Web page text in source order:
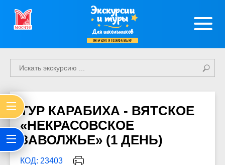
Экскурсии
и туры
Для школьников
интересно и познавательно
ТУР КАРАБИХА - ВЯТСКОЕ
«НЕКРАСОВСКОЕ
ЗАВОЛЖЬЕ» (1 ДЕНЬ)
КОД: 23403